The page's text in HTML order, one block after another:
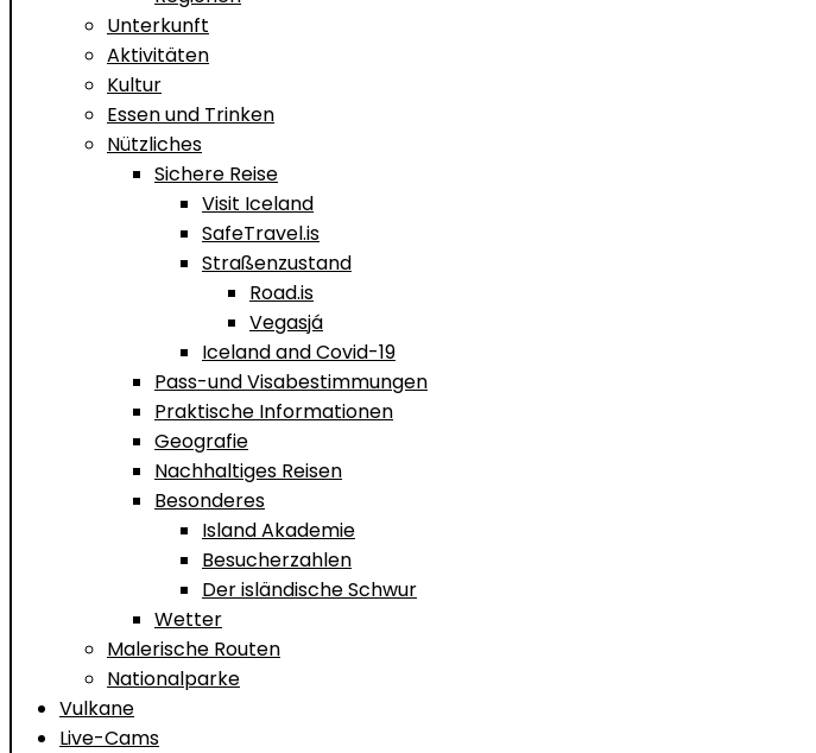
Unterkunft
Aktivitäten
Kultur
Essen und Trinken
Nützliches
Sichere Reise
Visit Iceland
SafeTravel.is
Straßenzustand
Road.is
Vegasjá
Iceland and Covid-19
Pass-und Visabestimmungen
Praktische Informationen
Geografie
Nachhaltiges Reisen
Besonderes
Island Akademie
Besucherzahlen
Der isländische Schwur
Wetter
Malerische Routen
Nationalparke
Vulkane
Live-Cams